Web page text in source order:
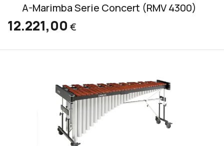
A-Marimba Serie Concert (RMV 4300)
12.221,00 €